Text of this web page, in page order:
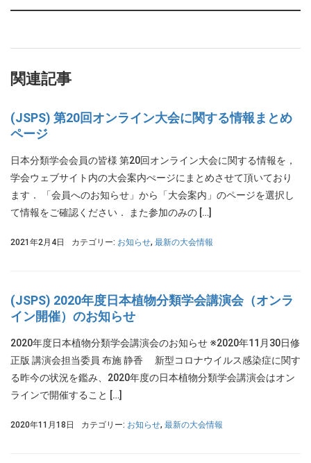
関連記事
(JSPS) 第20回オンライン大会に関する情報まとめ
ページ
日本分類学会会員の皆様 第20回オンライン大会に関する情報を，
学会ウェブサイト内の大会案内ぺージにまとめさせて頂いており
ます． 「会員へのお知らせ」から「大会案内」のページを選択し
て情報をご確認ください． また参加のみの […]
2021年2月4日 カテゴリー: お知らせ, 最新の大会情報
(JSPS) 2020年度日本植物分類学会講演会（オンラ
イン開催）のお知らせ
2020年度日本植物分類学会講演会のお知らせ ※2020年11月30日修
正版 講演会担当委員 布施 静香 新型コロナウイルス感染症に関す
る昨今の状況を鑑み、2020年度の日本植物分類学会講演会はオン
ラインで開催すること […]
2020年11月18日 カテゴリー: お知らせ, 最新の大会情報